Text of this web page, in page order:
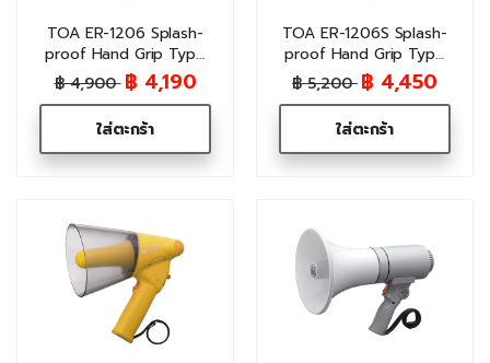
TOA ER-1206 Splash-
proof Hand Grip Type
Megaphone 6W
฿ 4,900 ฿ 4,190
ใส่ตะกร้า
TOA ER-1206S Splash-
proof Hand Grip Type
Megaphone 6W(Siren)
฿ 5,200฿ 4,450
ใส่ตะกร้า